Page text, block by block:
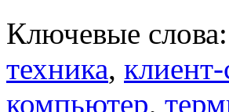
Ключевые слова:
техника, клиент-
компьютер,